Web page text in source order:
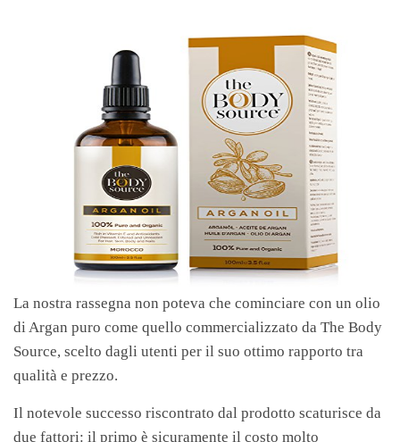
La nostra rassegna non poteva che cominciare con un olio
di Argan puro come quello commercializzato da The Body
Source, scelto dagli utenti per il suo ottimo rapporto tra
qualità e prezzo.
Il notevole successo riscontrato dal prodotto scaturisce da
due fattori: il primo è sicuramente il costo molto